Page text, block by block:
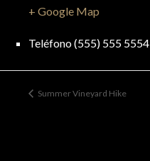
+ Google Map
Teléfono(555) 555 5554
Summer Vineyard Hike